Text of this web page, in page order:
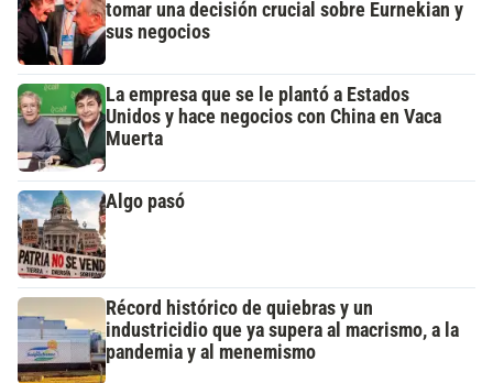
tomar una decisión crucial sobre Eurnekian y
sus negocios
La empresa que se le plantó a Estados
Unidos y hace negocios con China en Vaca
Muerta
Algo pasó
Récord histórico de quiebras y un
industricidio que ya supera al macrismo, a la
pandemia y al menemismo